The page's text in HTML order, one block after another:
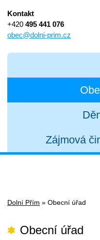
Kontakt
+420 495 441 076
obec@dolni-prim.cz
Zájmová
Dolní Přím » Obecní úřad
Obecní úřad